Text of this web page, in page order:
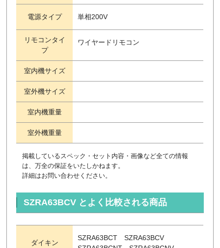
電源タイプ 単相200V
リモコンタイ
プ
ワイヤードリモコン
室内機サイズ
室外機サイズ
室内機重量
室外機重量
掲載しているスペック・セット内容・画像など全ての情報
は、万全の保証をいたしかねます。
詳細はお問い合わせください。
SZRA63BCV とよく比較される商品
ダイキン
SZRA63BCT SZRA63BCV